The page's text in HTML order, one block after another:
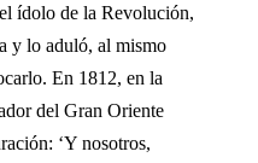
ídolo de la Revolución,
y lo aduló, al mismo
En 1812, en la
del Gran Oriente
‘Y nosotros,